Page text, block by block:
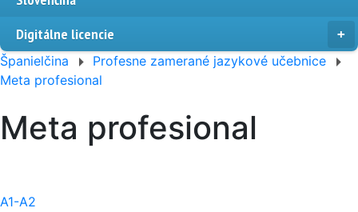
Digitálne licencie
Španielčina
Profesne zamerané jazykové učebnice
Meta profesional
Meta profesional
A1-A2